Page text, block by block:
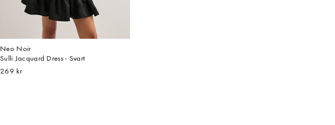
Neo Noir
Sulli Jacquard Dress - Svart
269 kr